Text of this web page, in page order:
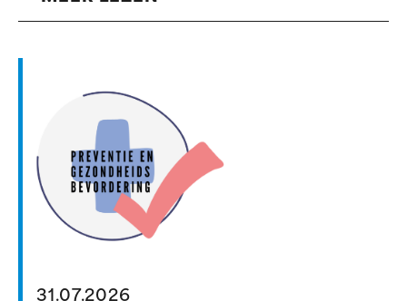
31.07.2026